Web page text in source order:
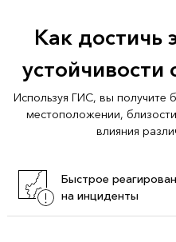
Как достичь
Используя ГИС, вы получите
местоположении,
влияния
Быстрое
на инциденты